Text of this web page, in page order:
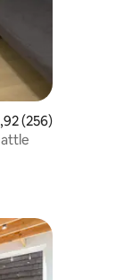
de uma avaliação
(256)